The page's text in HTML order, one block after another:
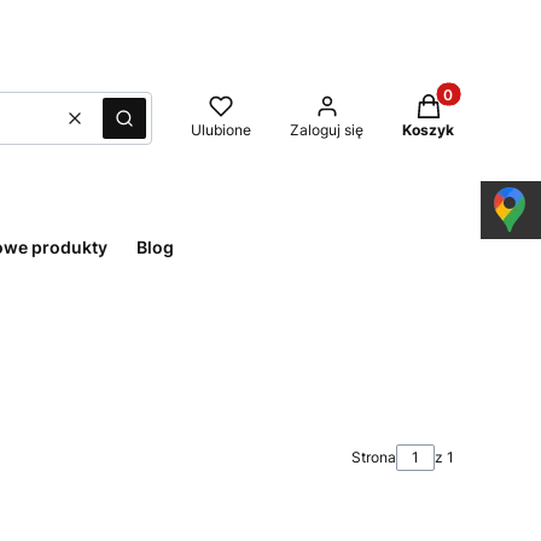
WyczyśćSzukaj Ulubione Zaloguj się
Produkty w
Koszyk
produkty Blog
Strona z 1